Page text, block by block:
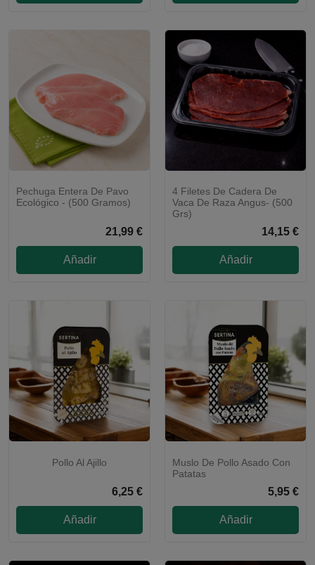
Pechuga Entera De Pavo
Ecológico - (500 Gramos)
21,99 €
Añadir
ENVÍO 48H
4 Filetes De Cadera De
Vaca De Raza Angus- (500
Grs)
14,15 €
Añadir
CALENTAR Y LISTO
Pollo Al Ajillo
6,25 €
Añadir
CALENTAR Y LISTO
Muslo De Pollo Asado Con
Patatas
5,95 €
Añadir